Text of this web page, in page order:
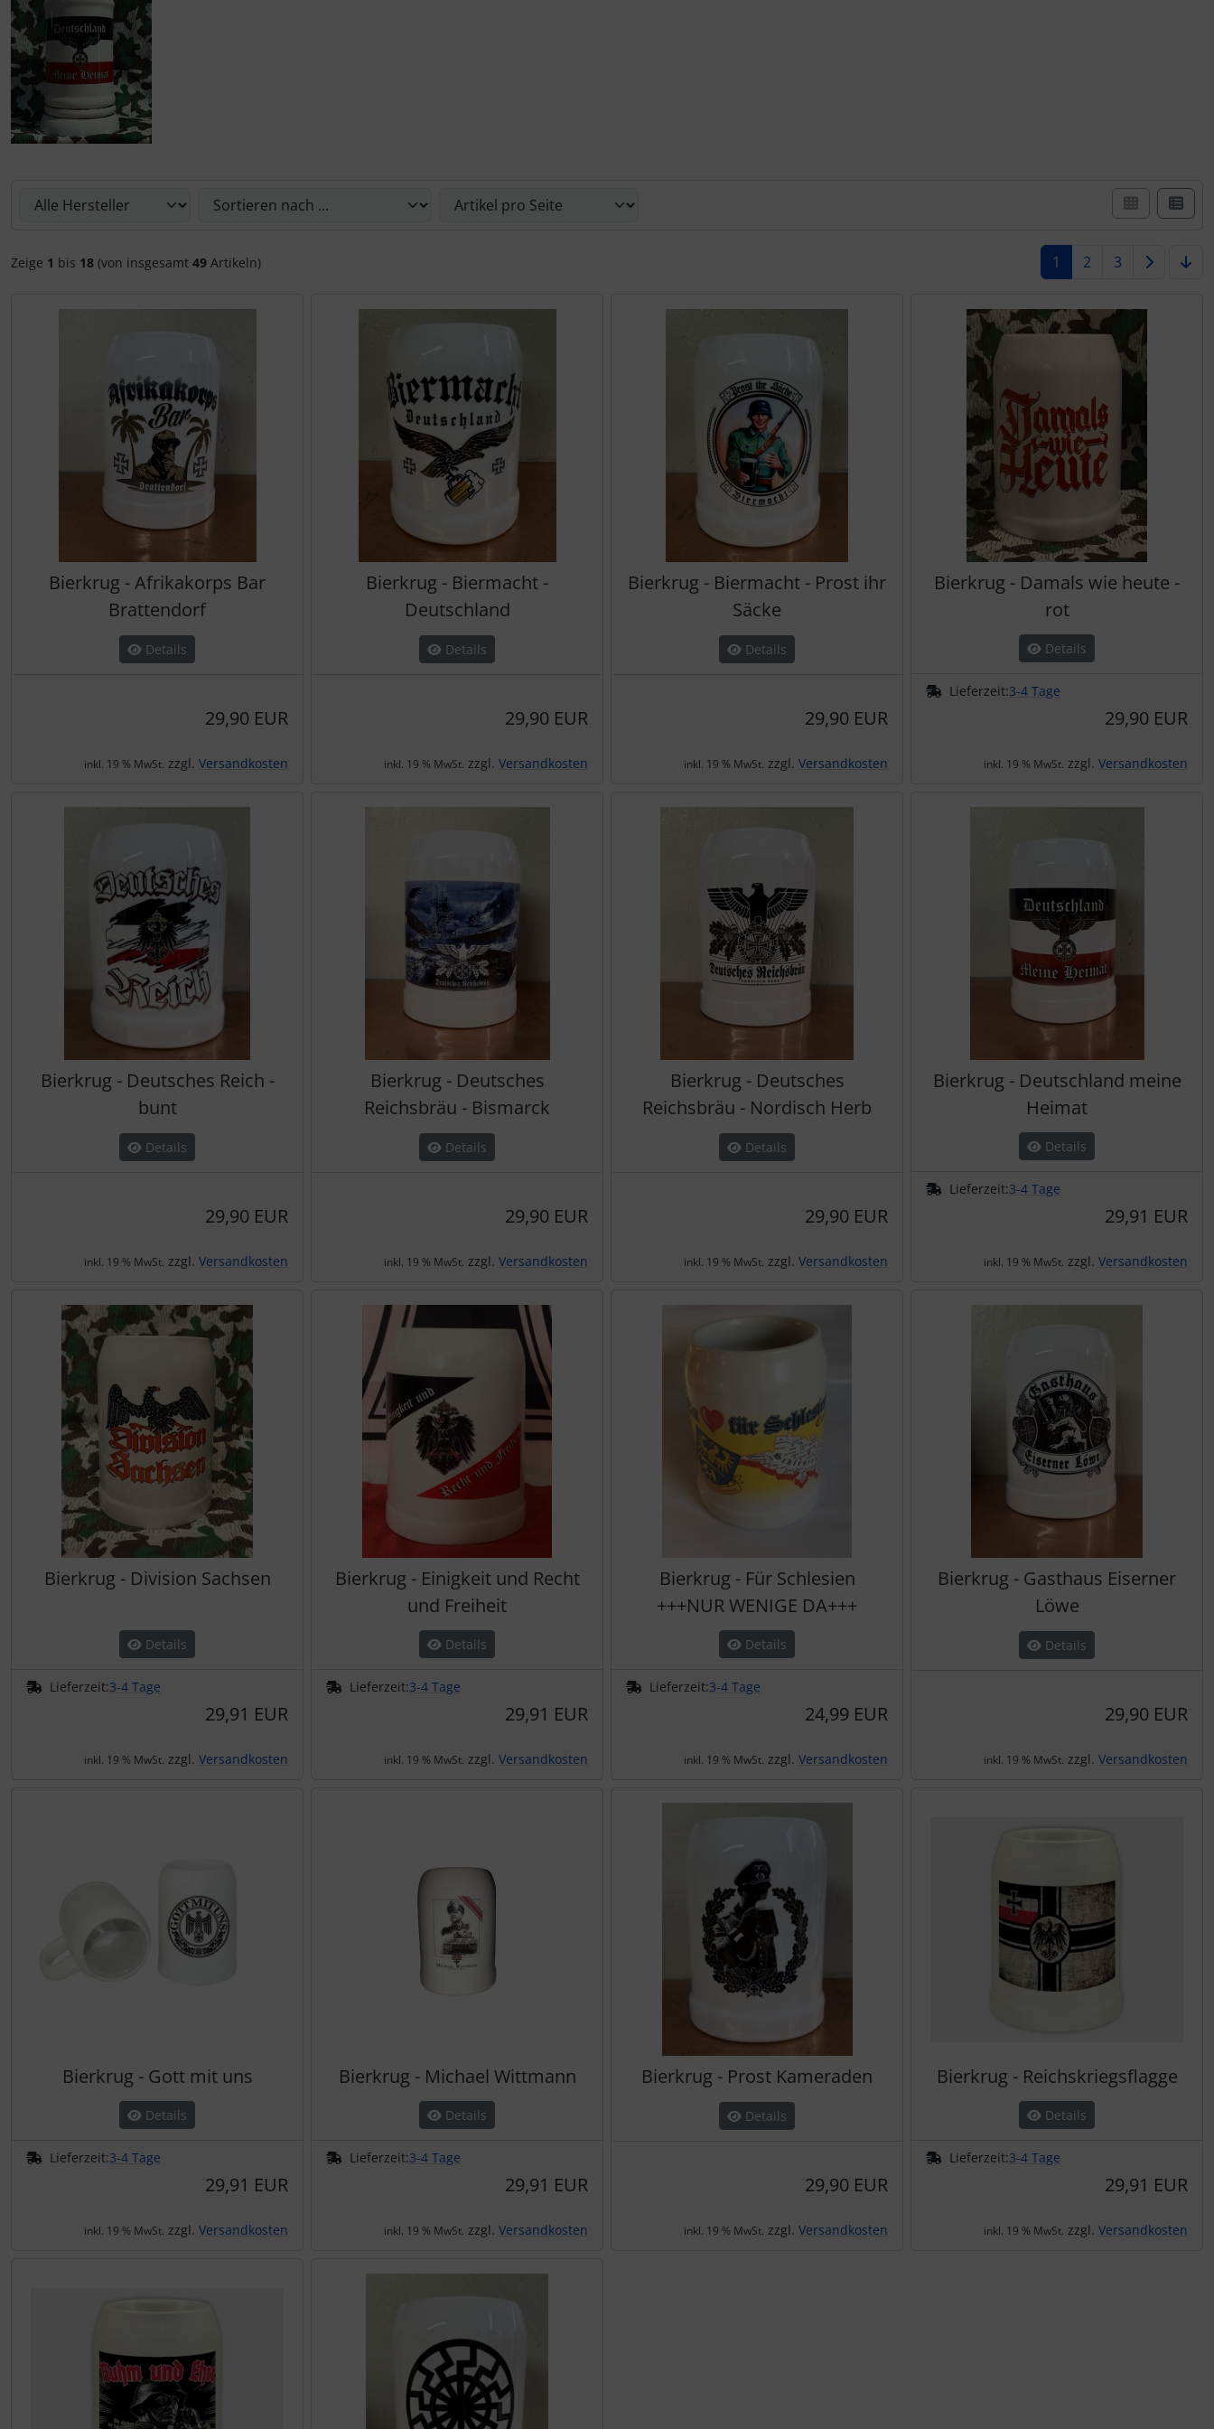
Zeige 1 bis 18 (von insgesamt 49 Artikeln) 1 2 3
Bierkrug - Afrikakorps Bar
Brattendorf
Details
29,90 EUR
inkl. 19 % MwSt. zzgl. Versandkosten
Bierkrug - Biermacht -
Deutschland
Details
29,90 EUR
inkl. 19 % MwSt. zzgl. Versandkosten
Bierkrug - Biermacht - Prost ihr
Säcke
Details
29,90 EUR
inkl. 19 % MwSt. zzgl. Versandkosten
Bierkrug - Damals wie heute -
rot
Details
Lieferzeit:3-4 Tage
29,90 EUR
inkl. 19 % MwSt. zzgl. Versandkosten
Bierkrug - Deutsches Reich -
bunt
Details
29,90 EUR
inkl. 19 % MwSt. zzgl. Versandkosten
Bierkrug - Deutsches
Reichsbräu - Bismarck
Details
29,90 EUR
inkl. 19 % MwSt. zzgl. Versandkosten
Bierkrug - Deutsches
Reichsbräu - Nordisch Herb
Details
29,90 EUR
inkl. 19 % MwSt. zzgl. Versandkosten
Bierkrug - Deutschland meine
Heimat
Details
Lieferzeit:3-4 Tage
29,91 EUR
inkl. 19 % MwSt. zzgl. Versandkosten
Bierkrug - Division Sachsen
Details
Lieferzeit:3-4 Tage
29,91 EUR
inkl. 19 % MwSt. zzgl. Versandkosten
Bierkrug - Einigkeit und Recht
und Freiheit
Details
Lieferzeit:3-4 Tage
29,91 EUR
inkl. 19 % MwSt. zzgl. Versandkosten
Bierkrug - Für Schlesien
+++NUR WENIGE DA+++
Details
Lieferzeit:3-4 Tage
24,99 EUR
inkl. 19 % MwSt. zzgl. Versandkosten
Bierkrug - Gasthaus Eiserner
Löwe
Details
29,90 EUR
inkl. 19 % MwSt. zzgl. Versandkosten
Bierkrug - Gott mit uns
Details
Lieferzeit:3-4 Tage
29,91 EUR
inkl. 19 % MwSt. zzgl. Versandkosten
Bierkrug - Michael Wittmann
Details
Lieferzeit:3-4 Tage
29,91 EUR
inkl. 19 % MwSt. zzgl. Versandkosten
Bierkrug - Prost Kameraden
Details
29,90 EUR
inkl. 19 % MwSt. zzgl. Versandkosten
Bierkrug - Reichskriegsflagge
Details
Lieferzeit:3-4 Tage
29,91 EUR
inkl. 19 % MwSt. zzgl. Versandkosten